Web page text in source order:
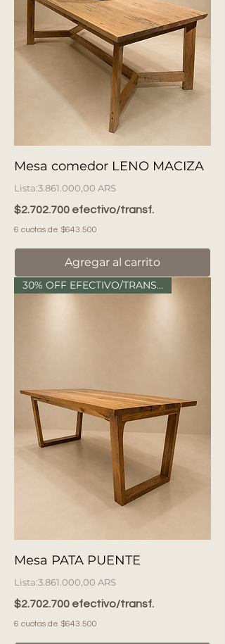
Mesa comedor LENO MACIZA
Precio3.861.000,00 ARS
$2.702.700 efectivo/transf.
6 cuotas de $643.500
Agregar al carrito
30% OFF EFECTIVO/TRANSF.
Mesa PATA PUENTE
Precio3.861.000,00 ARS
$2.702.700 efectivo/transf.
6 cuotas de $643.500